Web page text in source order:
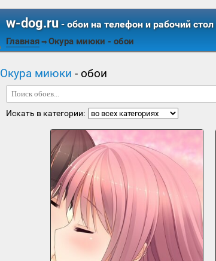
w-dog.ru- обои на телефон и рабочий стол
Главная ⇒ Окура миюки - обои
Окура миюки - обои
Искать в категории: